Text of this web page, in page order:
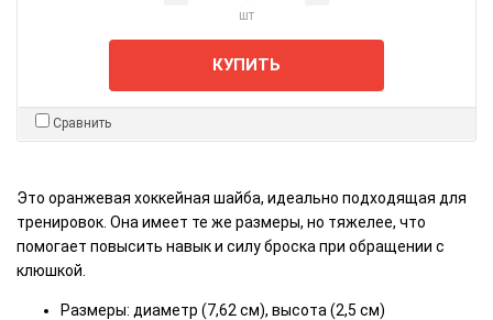
шт
КУПИТЬ
Сравнить
Это оранжевая хоккейная шайба, идеально подходящая для
тренировок. Она имеет те же размеры, но тяжелее, что
помогает повысить навык и силу броска при обращении с
клюшкой.
Размеры: диаметр (7,62 см), высота (2,5 см)